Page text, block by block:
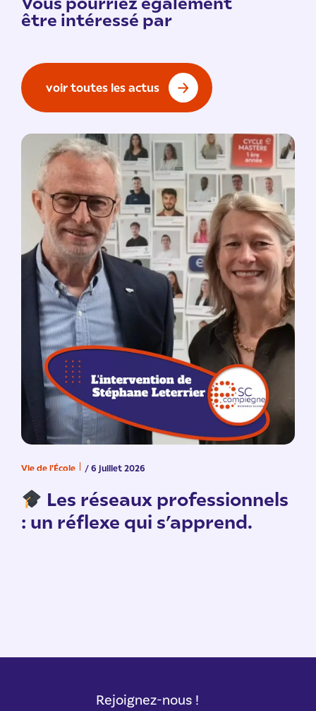
être intéressé par
voir toutes les actus
Vie de l'École / 6 juillet 2026
Les réseaux professionnels
: un réflexe qui s’apprend.
Rejoignez-nous !